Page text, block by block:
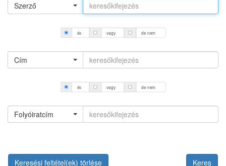
Szerző
és vagy de nem
Cím
és vagy de nem
Folyóiratcím
Keresési feltétel(ek) törlése